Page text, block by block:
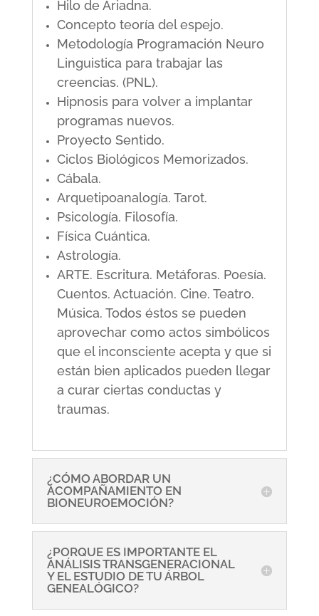
Hilo de Ariadna.
Concepto teoría del espejo.
Metodología Programación Neuro
Linguistica para trabajar las
creencias. (PNL).
Hipnosis para volver a implantar
programas nuevos.
Proyecto Sentido.
Ciclos Biológicos Memorizados.
Cábala.
Arquetipoanalogía. Tarot.
Psicología. Filosofía.
Física Cuántica.
Astrología.
ARTE. Escritura. Metáforas. Poesía.
Cuentos. Actuación. Cine. Teatro.
Música. Todos éstos se pueden
aprovechar como actos simbólicos
que el inconsciente acepta y que si
están bien aplicados pueden llegar
a curar ciertas conductas y
traumas.
¿CÓMO ABORDAR UN
ACOMPAÑAMIENTO EN
BIONEUROEMOCIÓN?
¿PORQUE ES IMPORTANTE EL
ANÁLISIS TRANSGENERACIONAL
Y EL ESTUDIO DE TU ÁRBOL
GENEALÓGICO?